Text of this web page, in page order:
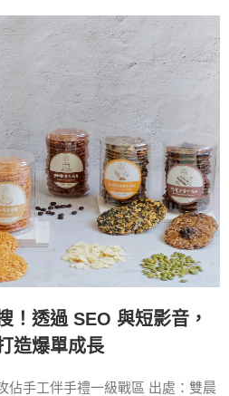
！透過 SEO 與短影音，
造爆單成長
佔手工伴手禮一級戰區 出處：雙晨